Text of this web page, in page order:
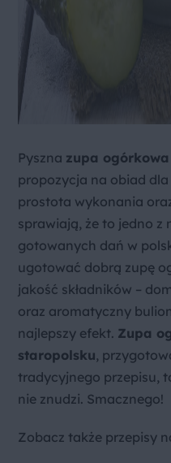
Pyszna zupa ogórkowa
propozycja na obiad dla
prostota wykonania
sprawiają, że to jedno z
gotowanych dań w
ugotować dobrą zupę
jakość składników –
oraz aromatyczny
najlepszy efekt. Zupa
staropolsku,
tradycyjnego przepisu,
nie znudzi. Smacznego!
Zobacz także przepisy